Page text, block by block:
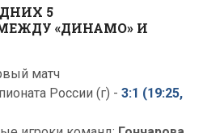
5
«ДИНАМО» И
матч
России (г) - 3:1 (19:25,